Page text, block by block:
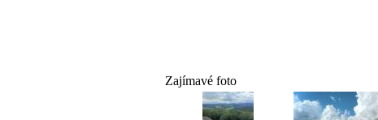
Zajímavé foto